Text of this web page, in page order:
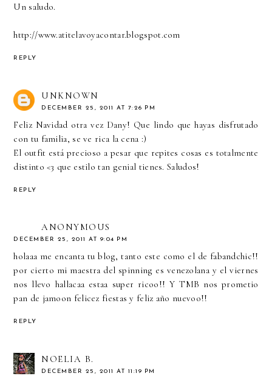
Un saludo.
http://www.atitelavoyacontar.blogspot.com
REPLY
UNKNOWN
DECEMBER 25, 2011 AT 7:26 PM
Feliz Navidad otra vez Dany! Que lindo que hayas disfrutado
con tu familia, se ve rica la cena :)
El outfit está precioso a pesar que repites cosas es totalmente
distinto <3 que estilo tan genial tienes. Saludos!
REPLY
ANONYMOUS
DECEMBER 25, 2011 AT 9:04 PM
holaaa me encanta tu blog, tanto este como el de fabandchic!!
por cierto mi maestra del spinning es venezolana y el viernes
nos llevo hallacaa estaa super ricoo!! Y TMB nos prometio
pan de jamoon felicez fiestas y feliz año nuevoo!!
REPLY
NOELIA B.
DECEMBER 25, 2011 AT 11:19 PM